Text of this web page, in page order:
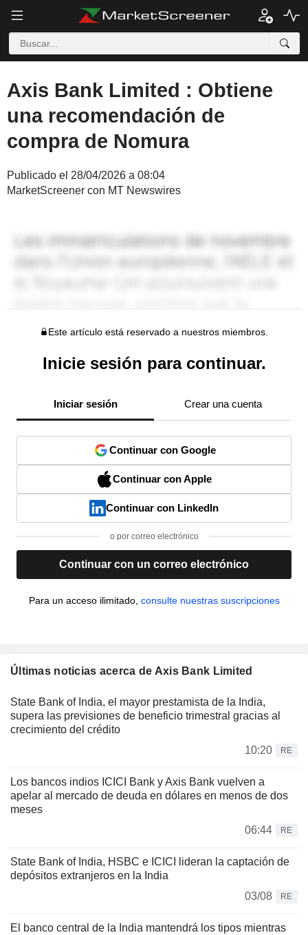
Axis Bank Limited : Obtiene
una recomendación de
compra de Nomura
Publicado el 28/04/2026 a 08:04
MarketScreener con MT Newswires
Este artículo está reservado a nuestros miembros.
Inicie sesión para continuar.
Iniciar sesión Crear una cuenta
Continuar con Google
Continuar con Apple
Continuar con LinkedIn
o por correo electrónico
Continuar con un correo electrónico
Para un acceso ilimitado, consulte nuestras suscripciones
Últimas noticias acerca de Axis Bank Limited
State Bank of India, el mayor prestamista de la India,
supera las previsiones de beneficio trimestral gracias al
crecimiento del crédito
10:20
RE
Los bancos indios ICICI Bank y Axis Bank vuelven a
apelar al mercado de deuda en dólares en menos de dos
meses
06:44
RE
State Bank of India, HSBC e ICICI lideran la captación de
depósitos extranjeros en la India
03/08
RE
El banco central de la India mantendrá los tipos mientras